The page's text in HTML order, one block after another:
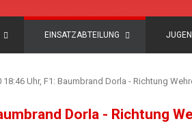
EINSATZABTEILUNG
18:46 Uhr, F1: Baumbrand Dorla - Richtung
Dorla - Richtung